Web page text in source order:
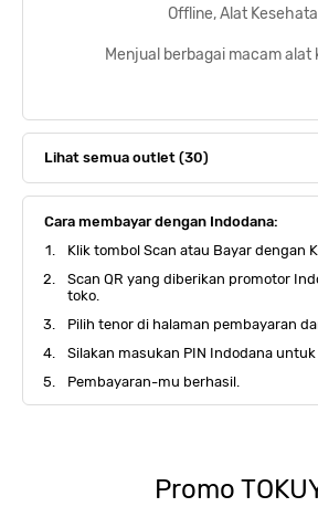
Offline, Alat
Menjual berbagai macam alat
Lihat semua outlet (30)
Cara membayar dengan Indodana:
Klik tombol Scan atau Bayar dengan
Scan QR yang diberikan promotor
toko.
Pilih tenor di halaman pembayaran
Silakan masukan PIN Indodana
Pembayaran-mu berhasil.
Promo